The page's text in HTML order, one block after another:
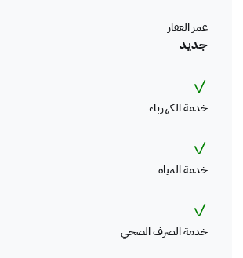
عمر العقار
جديد
✓
خدمة الكهرباء
✓
خدمة المياه
✓
خدمة الصرف الصحي